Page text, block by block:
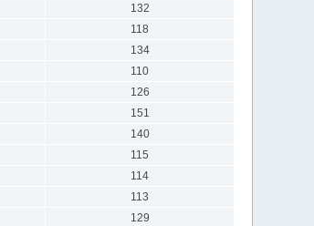
132
118
134
110
126
151
140
115
114
113
129